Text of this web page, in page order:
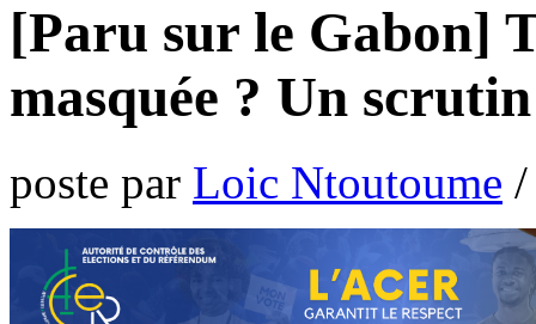
[Paru sur le Gabon]
masquée ? Un
poste par Loic Ntoutoume